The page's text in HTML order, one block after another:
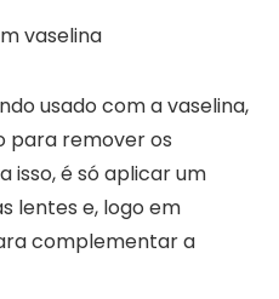
usado com a vaselina,
para remover os
isso, é só aplicar um
lentes e, logo em
complementar a